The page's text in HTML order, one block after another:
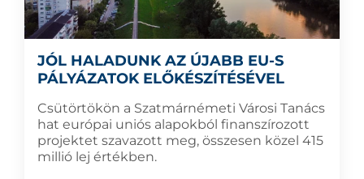
JÓL HALADUNK AZ ÚJABB EU-S
PÁLYÁZATOK ELŐKÉSZÍTÉSÉVEL
Csütörtökön a Szatmárnémeti Városi Tanács
hat európai uniós alapokból finanszírozott
projektet szavazott meg, összesen közel 415
millió lej értékben.